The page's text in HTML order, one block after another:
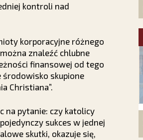
kontroli nad
korporacyjne różnego
znaleźć chlubne
finansowej od tego
środowisko skupione
Christiana”.
na pytanie: czy katolicy
sukces w jednej
skutki, okazuje się,